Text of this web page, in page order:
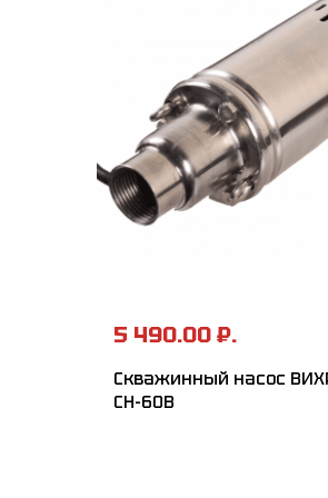
5 490.00 ₽.
Скважинный насос
СН-60B